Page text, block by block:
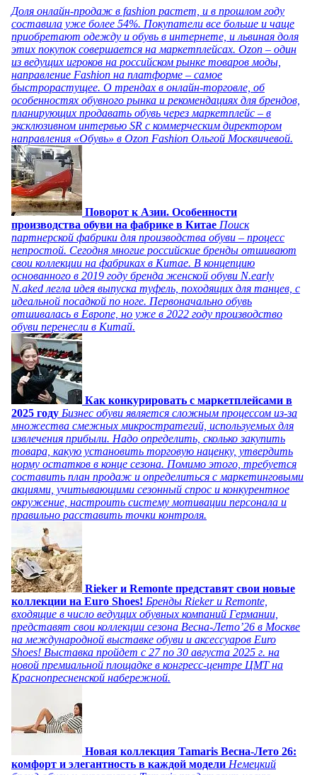
Доля онлайн-продаж в fashion растет, и в прошлом году
составила уже более 54%. Покупатели все больше и чаще
приобретают одежду и обувь в интернете, и львиная доля
этих покупок совершается на маркетплейсах. Ozon – один
из ведущих игроков на российском рынке товаров моды,
направление Fashion на платформе – самое
быстрорастущее. О трендах в онлайн-торговле, об
особенностях обувного рынка и рекомендациях для брендов,
планирующих продавать обувь через маркетплейс – в
эксклюзивном интервью SR с коммерческим директором
направления «Обувь» в Ozon Fashion Ольгой Москвичевой.
Поворот к Азии. Особенности
производства обуви на фабрике в Китае Поиск
партнерской фабрики для производства обуви – процесс
непростой. Сегодня многие российские бренды отшивают
свои коллекции на фабриках в Китае. В концепцию
основанного в 2019 году бренда женской обуви N.early
N.aked легла идея выпуска туфель, походящих для танцев, с
идеальной посадкой по ноге. Первоначально обувь
отшивалась в Европе, но уже в 2022 году производство
обуви перенесли в Китай.
Как конкурировать с маркетплейсами в
2025 году Бизнес обуви является сложным процессом из-за
множества смежных микростратегий, используемых для
извлечения прибыли. Надо определить, сколько закупить
товара, какую установить торговую наценку, утвердить
норму остатков в конце сезона. Помимо этого, требуется
составить план продаж и определиться с маркетинговыми
акциями, учитывающими сезонный спрос и конкурентное
окружение, настроить систему мотивации персонала и
правильно расставить точки контроля.
Rieker и Remonte представят свои новые
коллекции на Euro Shoes! Бренды Rieker и Remonte,
входящие в число ведущих обувных компаний Германии,
представят свои коллекции сезона Весна-Лето’26 в Москве
на международной выставке обуви и аксессуаров Euro
Shoes! Выставка пройдет c 27 по 30 августа 2025 г. на
новой премиальной площадке в конгресс-центре ЦМТ на
Краснопресненской набережной.
Новая коллекция Tamaris Весна-Лето 26:
комфорт и элегантность в каждой модели Немецкий